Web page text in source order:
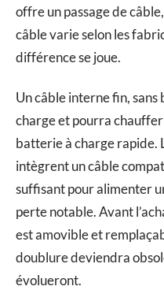
offre un passage de
câble varie selon les
différence se joue.
Un câble interne fin,
charge et pourra
batterie à charge rapide.
intègrent un câble
suffisant pour alimenter
perte notable. Avant
est amovible et
doublure deviendra
évolueront.